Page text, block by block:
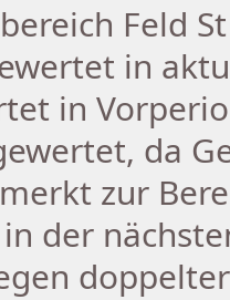
Feld
in
in
da
zur
der